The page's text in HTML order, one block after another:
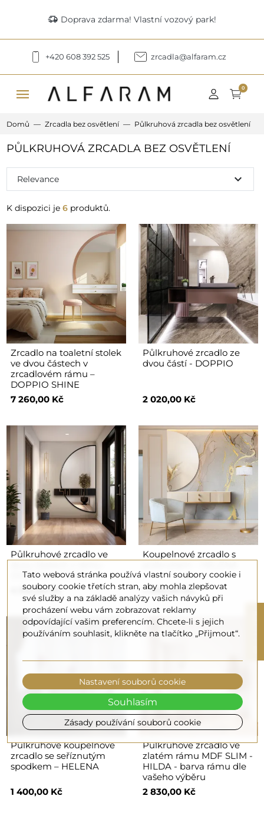
delivery_truck_speed Doprava zdarma! Vlastní vozový park!
+420 608 392 525 zrcadla@alfaram.cz
menu 0
Domů Zrcadla bez osvětlení Půlkruhová zrcadla bez osvětlení
PŮLKRUHOVÁ ZRCADLA BEZ OSVĚTLENÍ
K dispozici je 6produktů.
Relevance expand_more
Zrcadlo na toaletní stolek
ve dvou částech v
zrcadlovém rámu –
DOPPIO SHINE
7 260,00 Kč
Půlkruhové zrcadlo ze
dvou částí - DOPPIO
2 020,00 Kč
Půlkruhové zrcadlo ve
DOPPIO V RÁMU
4 510,00 Kč
Koupelnové zrcadlo s
1 400,00 Kč
Půlkruhové koupelnové
zrcadlo se seříznutým
spodkem – HELENA
1 400,00 Kč
Půlkruhové zrcadlo ve
zlatém rámu MDF SLIM -
HILDA - barva rámu dle
vašeho výběru
2 830,00 Kč
Tato webová stránka používá vlastní soubory cookie i
soubory cookie třetích stran, aby mohla zlepšovat
své služby a na základě analýzy vašich návyků při
procházení webu vám zobrazovat reklamy
odpovídající vašim preferencím. Chcete-li s jejich
používáním souhlasit, klikněte na tlačítko „Přijmout“.
Zásady používání souborů cookie
Nastavení souborů cookie
Souhlasím